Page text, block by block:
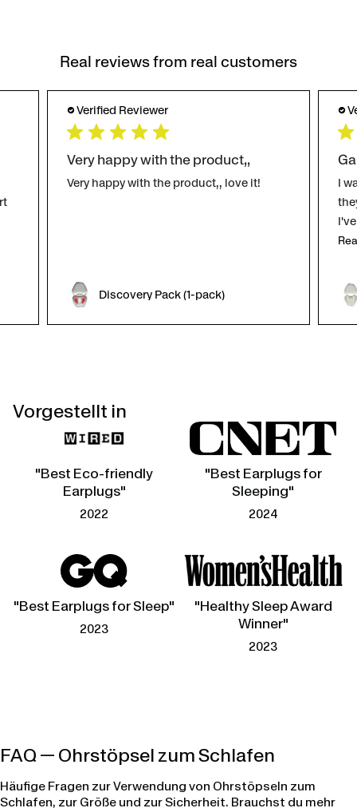
Real reviews from real customers
Verified Reviewer
Very happy with the product,,
Very happy with the product,, love it!
Discovery Pack (1-pack)
I
Vorgestellt in
"Best Eco-friendly
Earplugs"
2022
"Best Earplugs for
Sleeping"
2024
"Best Earplugs for Sleep"
2023
"Healthy Sleep Award
Winner"
2023
FAQ — Ohrstöpsel zum Schlafen
Häufige Fragen zur Verwendung von Ohrstöpseln zum
Schlafen, zur Größe und zur Sicherheit. Brauchst du mehr